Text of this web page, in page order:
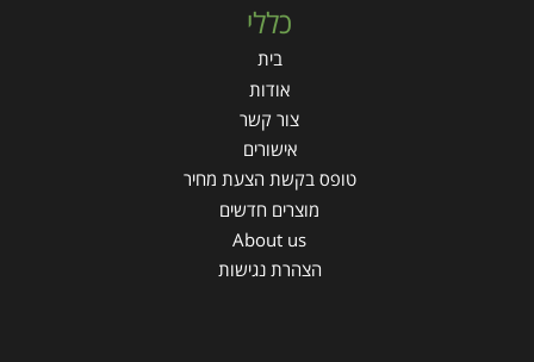
כללי
בית
אודות
צור קשר
אישורים
טופס בקשת הצעת מחיר
מוצרים חדשים
About us
הצהרת נגישות